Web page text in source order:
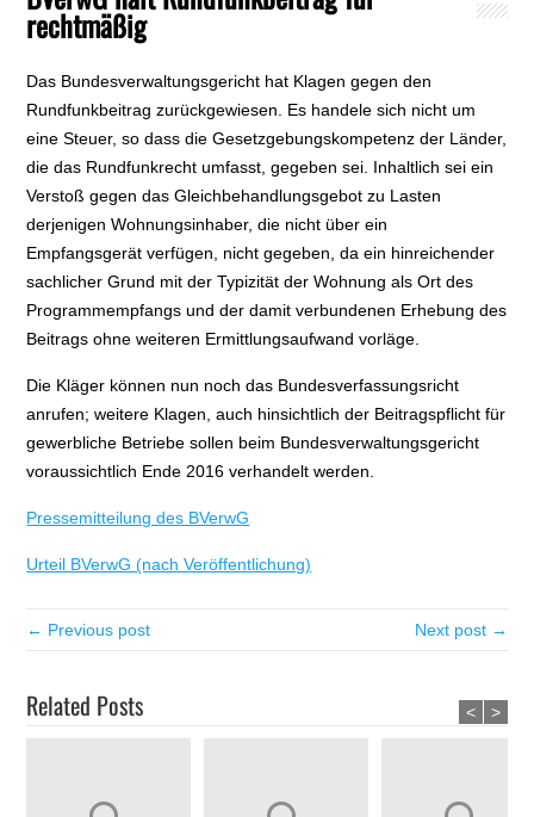
rechtmäßig
Das Bundesverwaltungsgericht hat Klagen gegen den
Rundfunkbeitrag zurückgewiesen. Es handele sich nicht um
eine Steuer, so dass die Gesetzgebungskompetenz der Länder,
die das Rundfunkrecht umfasst, gegeben sei. Inhaltlich sei ein
Verstoß gegen das Gleichbehandlungsgebot zu Lasten
derjenigen Wohnungsinhaber, die nicht über ein
Empfangsgerät verfügen, nicht gegeben, da ein hinreichender
sachlicher Grund mit der Typizität der Wohnung als Ort des
Programmempfangs und der damit verbundenen Erhebung des
Beitrags ohne weiteren Ermittlungsaufwand vorläge.
Die Kläger können nun noch das Bundesverfassungsricht
anrufen; weitere Klagen, auch hinsichtlich der Beitragspflicht für
gewerbliche Betriebe sollen beim Bundesverwaltungsgericht
voraussichtlich Ende 2016 verhandelt werden.
Pressemitteilung des BVerwG
Urteil BVerwG (nach Veröffentlichung)
← Previous post Next post →
Related Posts < >